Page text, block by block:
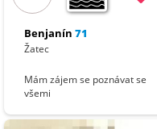
Benjanín 71
Žatec
Mám zájem se poznávat se
všemi